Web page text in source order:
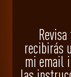
recibirás
mi email